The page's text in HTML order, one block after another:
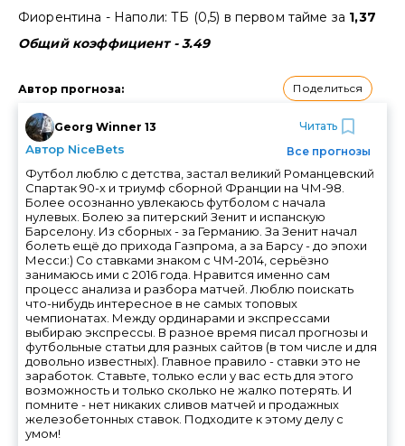
Фиорентина - Наполи: ТБ (0,5) в первом тайме за 1,37
Общий коэффициент - 3.49
Автор прогноза: Поделиться
Georg Winner 13
Автор NiceBets
Читать
Все прогнозы
Футбол люблю с детства, застал великий Романцевский
Спартак 90-х и триумф сборной Франции на ЧМ-98.
Более осознанно увлекаюсь футболом с начала
нулевых. Болею за питерский Зенит и испанскую
Барселону. Из сборных - за Германию. За Зенит начал
болеть ещё до прихода Газпрома, а за Барсу - до эпохи
Месси:) Со ставками знаком с ЧМ-2014, серьёзно
занимаюсь ими с 2016 года. Нравится именно сам
процесс анализа и разбора матчей. Люблю поискать
что-нибудь интересное в не самых топовых
чемпионатах. Между ординарами и экспрессами
выбираю экспрессы. В разное время писал прогнозы и
футбольные статьи для разных сайтов (в том числе и для
довольно известных). Главное правило - ставки это не
заработок. Ставьте, только если у вас есть для этого
возможность и только сколько не жалко потерять. И
помните - нет никаких сливов матчей и продажных
железобетонных ставок. Подходите к этому делу с
умом!